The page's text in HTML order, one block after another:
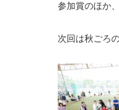
参加賞のほか
次回は秋ごろ